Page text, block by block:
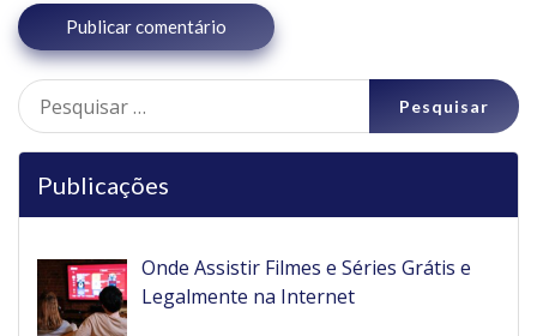
Pesquisar
por:
Publicações
Onde Assistir Filmes e Séries Grátis e
Legalmente na Internet